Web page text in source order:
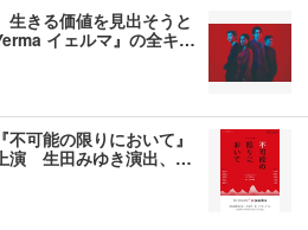
きる価値を見出そうと
イェルマ』の全キ…
可能の限りにおいて』
演 生田みゆき演出、…